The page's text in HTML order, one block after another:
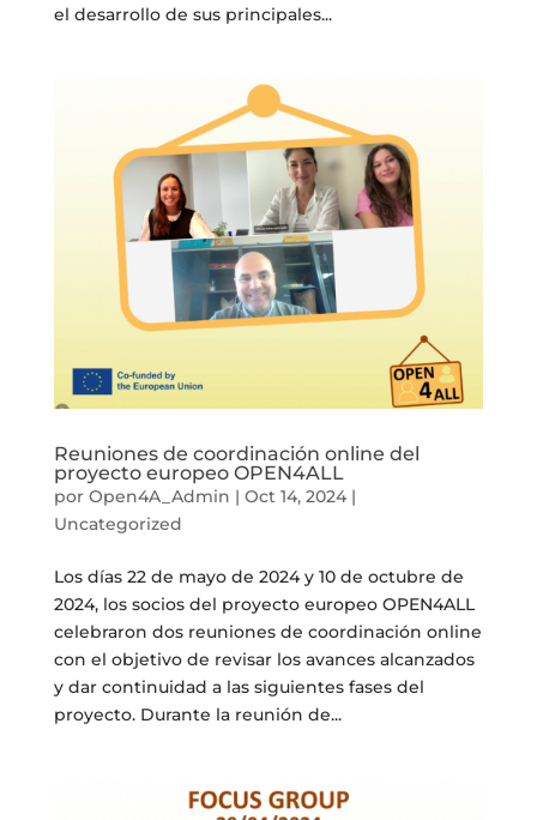
el desarrollo de sus principales...
Reuniones de coordinación online del
proyecto europeo OPEN4ALL
por Open4A_Admin | Oct 14, 2024|
Uncategorized
Los días 22 de mayo de 2024 y 10 de octubre de
2024, los socios del proyecto europeo OPEN4ALL
celebraron dos reuniones de coordinación online
con el objetivo de revisar los avances alcanzados
y dar continuidad a las siguientes fases del
proyecto. Durante la reunión de...